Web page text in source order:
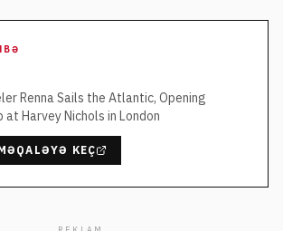
Renna Sails the Atlantic, Opening
at Harvey Nichols in London
KEÇ